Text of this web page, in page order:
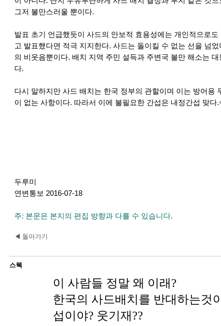
그저 불만스러울 뿐이다.
발표 초기 언급했듯이 사드의 안보적 효용성에는 개인적으로
고 발표했다면 적극 지지한다. 사드는 돌이킬 수 없는 선을 넘
의 비웃음뿐이다. 배치 지역 주민 설득과 주변국 불만 해소는
다.
다시 말하지만 사드 배치는 한국 정부의 관할이며 이는 방어용
이 없는 사항이다. 따라서 이에 불필요한 간섭은 내정간섭 맞
두루미
연변통보 2016-07-18
주: 본문은 본지의 편집 방향과 다를 수 있습니다.
◀ 돌아가기
스웩
이 사람들 정말 왜 이래?
한국의 사드배치를 반대하는것
섭이야? 웃기재??